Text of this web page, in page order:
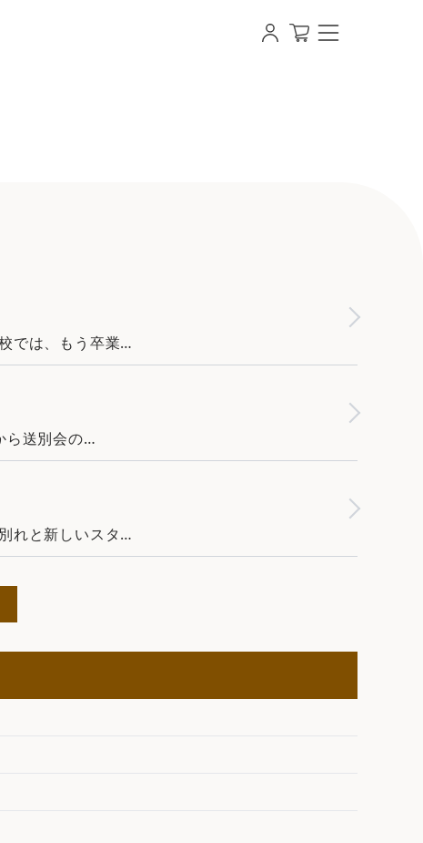
ー・お酒ギフト作成 スナップウイスキー
では、もう卒業…
ら送別会の…
れと新しいスタ…